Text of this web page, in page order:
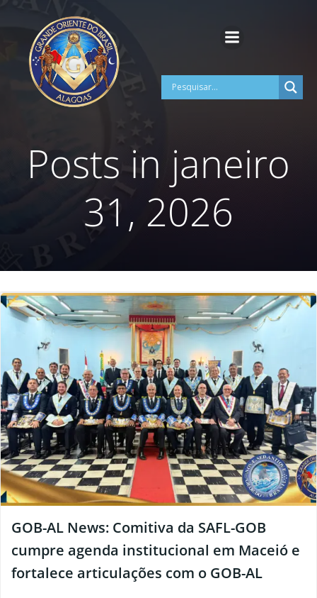
Posts in janeiro
31, 2026
GOB-AL News: Comitiva da SAFL-GOB
cumpre agenda institucional em Maceió e
fortalece articulações com o GOB-AL